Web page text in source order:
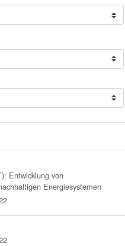
Entwicklung von
Energiesystemen